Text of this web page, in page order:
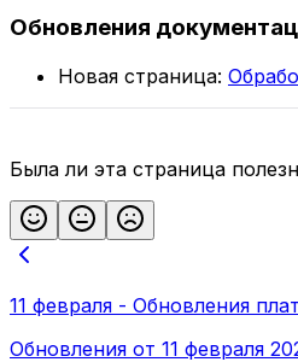
Обновления
Новая страница:
Была ли эта страница
11 февраля - Обновления
Обновления от 11 февраля